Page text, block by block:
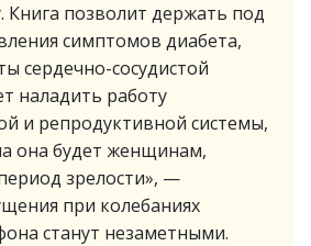
Книга позволит держать под
симптомов диабета,
сердечно-сосудистой
наладить работу
и репродуктивной системы,
она будет женщинам,
зрелости», —
при колебаниях
станут незаметными.